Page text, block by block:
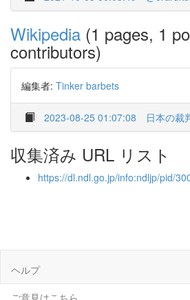
Wikipedia (1 pages, 1
contributors)
編集者: Tinker barbets
2023-08-25 01:07:08 日本の裁
収集済み URL リスト
https://dl.ndl.go.jp/info:ndljp/pid/
ヘルプ
ご意見はこちら